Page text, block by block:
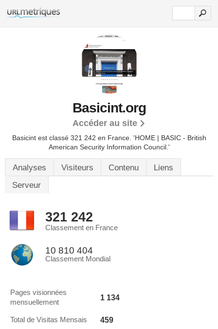
Basicint.org
Accéder au site
Basicint est classé 321 242 en France. 'HOME | BASIC - British
American Security Information Council.'
Analyses Visiteurs Contenu
Liens
Serveur
321 242
Classement en France
10 810 404
Classement Mondial
Pages visionnées
mensuellement
1 134
Total de Visitas Mensais 459